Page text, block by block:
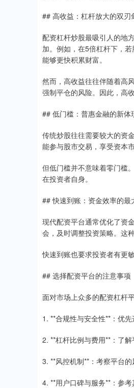
## 高收益：杠杆放大的双刃
配资杠杆炒股最吸引人的地
加。例如，在5倍杠杆下，
能够更快积累财富。
然而，高收益往往伴随着高
强制平仓的风险。因此，高
## 低门槛：普惠金融的新体
传统炒股往往需要较大的资
能参与股市交易，享受资本
但低门槛并不意味着零门槛
在投资者自身。
## 快速到账：资金效率的最
现代配资平台通常优化了资
会，及时调整投资策略。这
快速到账也要求投资者有更
## 选择配资平台的注意事项
面对市场上众多的配资杠杆
1. **合规性与安全性**：优
2. **杠杆比例与费用**：了
3. **风控机制**：考察平台
4. **用户口碑与服务**：参